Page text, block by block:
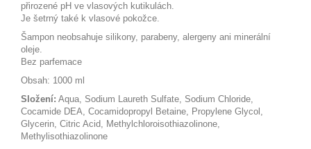
přirozené pH ve vlasových kutikulách.
Je šetrný také k vlasové pokožce.
Šampon neobsahuje silikony, parabeny, alergeny ani minerální
oleje.
Bez parfemace
Obsah: 1000 ml
Složení: Aqua, Sodium Laureth Sulfate, Sodium Chloride,
Cocamide DEA, Cocamidopropyl Betaine, Propylene Glycol,
Glycerin, Citric Acid, Methylchloroisothiazolinone,
Methylisothiazolinone